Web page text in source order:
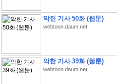
악한 기사 50화 (웹툰)
webtoon.daum.net
악한 기사 39화 (웹툰)
webtoon.daum.net